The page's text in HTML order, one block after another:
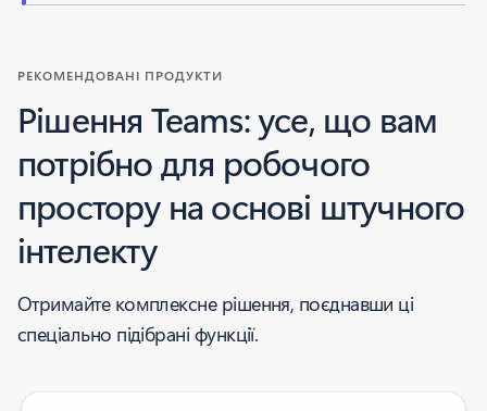
РЕКОМЕНДОВАНІ ПРОДУКТИ
Рішення Teams: усе, що вам
потрібно для робочого
простору на основі штучного
інтелекту
Отримайте комплексне рішення, поєднавши ці
спеціально підібрані функції.